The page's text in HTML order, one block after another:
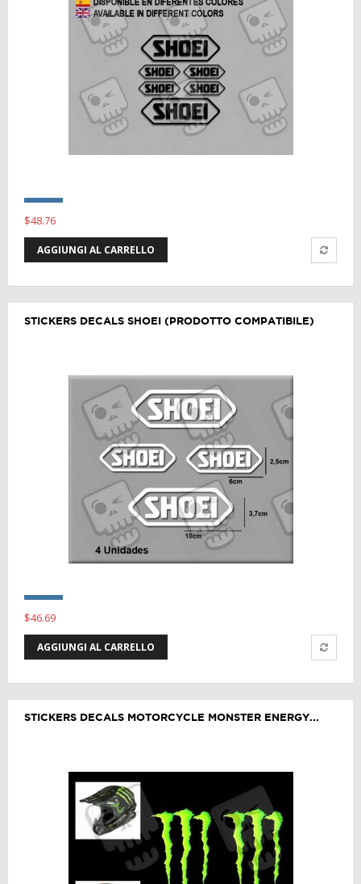
$48.76
AGGIUNGI AL CARRELLO
STICKERS DECALS SHOEI (PRODOTTO COMPATIBILE)
$46.69
AGGIUNGI AL CARRELLO
STICKERS DECALS MOTORCYCLE MONSTER ENERGY...